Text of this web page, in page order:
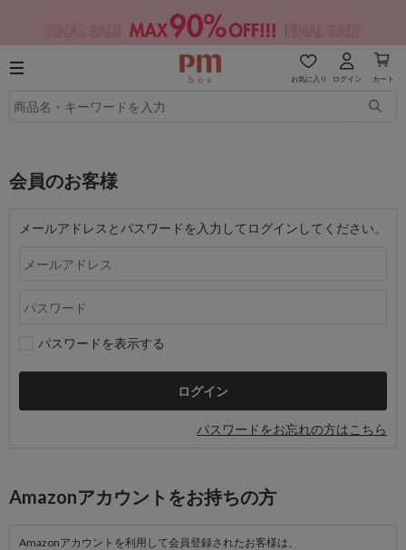
お気に入り ログイン カート
会員のお客様
メールアドレスとパスワードを入力してログインしてください。
パスワードを表示する
パスワードをお忘れの方はこちら
Amazonアカウントをお持ちの方
Amazonアカウントを利用して会員登録されたお客様は、